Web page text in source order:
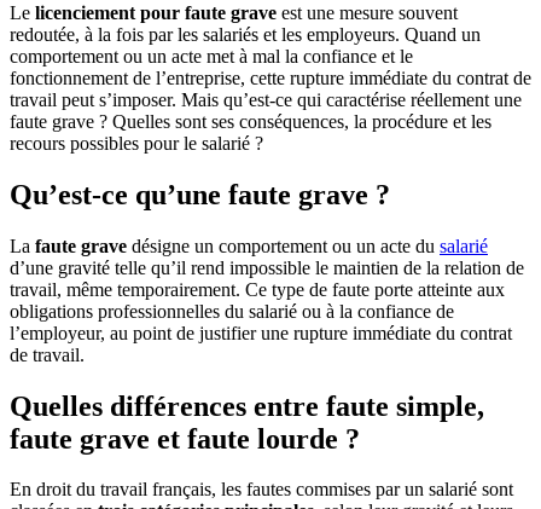
Le licenciement pour faute grave est une mesure souvent
redoutée, à la fois par les salariés et les employeurs. Quand un
comportement ou un acte met à mal la confiance et le
fonctionnement de l’entreprise, cette rupture immédiate du contrat de
travail peut s’imposer. Mais qu’est-ce qui caractérise réellement une
faute grave ? Quelles sont ses conséquences, la procédure et les
recours possibles pour le salarié ?
Qu’est-ce qu’une faute grave ?
La faute grave désigne un comportement ou un acte du salarié
d’une gravité telle qu’il rend impossible le maintien de la relation de
travail, même temporairement. Ce type de faute porte atteinte aux
obligations professionnelles du salarié ou à la confiance de
l’employeur, au point de justifier une rupture immédiate du contrat
de travail.
Quelles différences entre faute simple,
faute grave et faute lourde ?
En droit du travail français, les fautes commises par un salarié sont